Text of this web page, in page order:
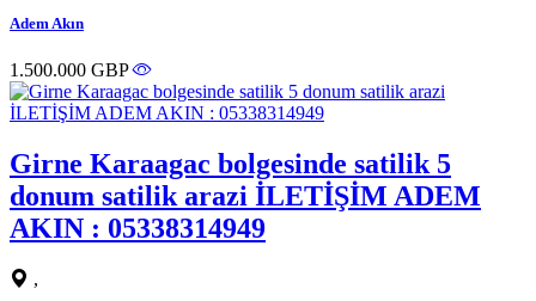
Adem Akın
1.500.000 GBP
Girne Karaagac bolgesinde satilik 5
donum satilik arazi İLETİŞİM ADEM
AKIN : 05338314949
,